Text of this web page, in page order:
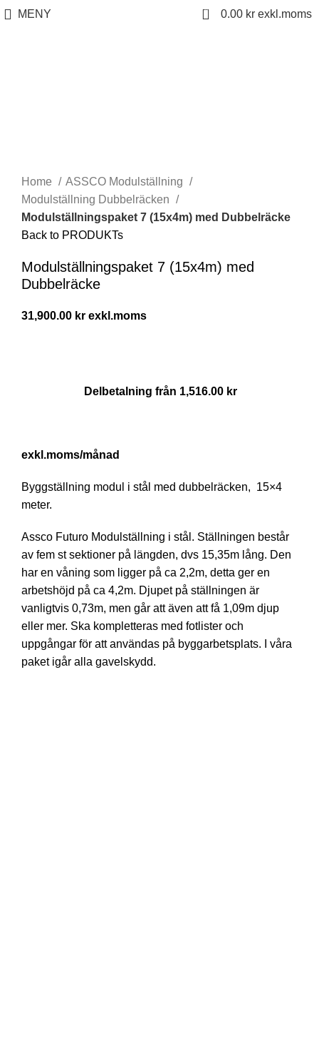
MENY 0 0.00 kr
Home
ASSCO Modulställning
Modulställning Dubbelräcken
Modulställningspaket 7 (15x4m) med Dubbelräcke
Back to PRODUKTs
Modulställningspaket 7 (15x4m) med
Dubbelräcke
31,900.00 kr
Delbetalning från 1,516.00 kr
/månad
Byggställning modul i stål med dubbelräcken, 15×4
meter.
Assco Futuro Modulställning i stål. Ställningen består
av fem st sektioner på längden, dvs 15,35m lång. Den
har en våning som ligger på ca 2,2m, detta ger en
arbetshöjd på ca 4,2m. Djupet på ställningen är
vanligtvis 0,73m, men går att även att få 1,09m djup
eller mer. Ska kompletteras med fotlister och
uppgångar för att användas på byggarbetsplats. I våra
paket igår alla gavelskydd.